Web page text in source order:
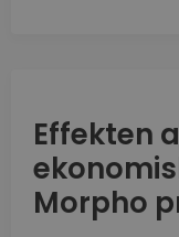
Effekten
Morpho